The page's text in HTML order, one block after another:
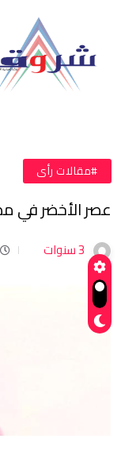
#مقالات رأى
عصر الأخضر في
3 سنوات